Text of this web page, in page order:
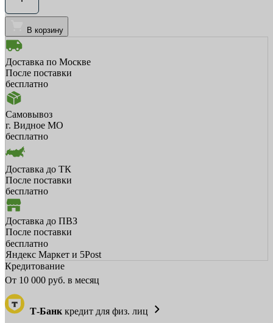
В корзину
Доставка по Москве
После поставки
бесплатно
Самовывоз
г. Видное МО
бесплатно
Доставка до ТК
После поставки
бесплатно
Доставка до ПВЗ
После поставки
бесплатно
Яндекс Маркет и 5Post
Кредитование
От 10 000 руб. в месяц
Т-Банк кредит для физ. лиц